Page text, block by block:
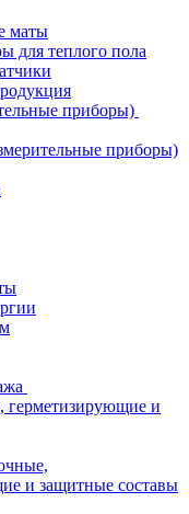
маты
для теплого пола
приборы)
приборы)
герметизирующие и
и защитные составы